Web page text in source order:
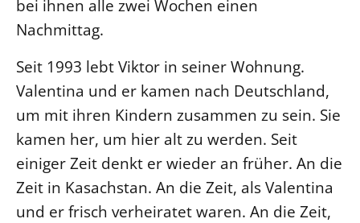
bei ihnen alle zwei Wochen einen
Nachmittag.
Seit 1993 lebt Viktor in seiner Wohnung.
Valentina und er kamen nach Deutschland,
um mit ihren Kindern zusammen zu sein. Sie
kamen her, um hier alt zu werden. Seit
einiger Zeit denkt er wieder an früher. An die
Zeit in Kasachstan. An die Zeit, als Valentina
und er frisch verheiratet waren. An die Zeit,
Freie Stellen
BIBLIOTHEK & ARCHIV
SERVICE
Älterwerden im Pfarrberuf
Beteiligungsverfahren
Beschwerdestellen
Ephoralbüro